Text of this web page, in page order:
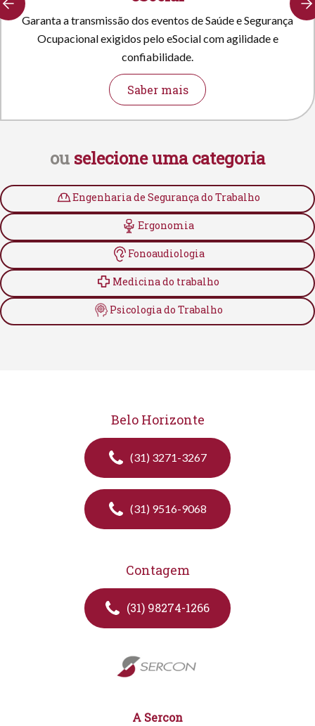
Garanta a transmissão dos eventos de Saúde e Segurança
Ocupacional exigidos pelo eSocial com agilidade e
confiabilidade.
Saber mais
ou selecione uma categoria
Engenharia de Segurança do Trabalho
Ergonomia
Fonoaudiologia
Medicina do trabalho
Psicologia do Trabalho
Belo Horizonte
(31) 3271-3267
(31) 9516-9068
Contagem
(31) 98274-1266
A Sercon